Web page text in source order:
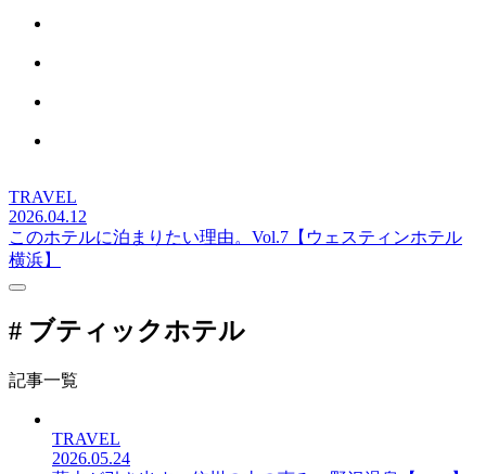
TRAVEL
2026.04.12
このホテルに泊まりたい理由。Vol.7【ウェスティンホテル
横浜】
# ブティックホテル
記事一覧
TRAVEL
2026.05.24